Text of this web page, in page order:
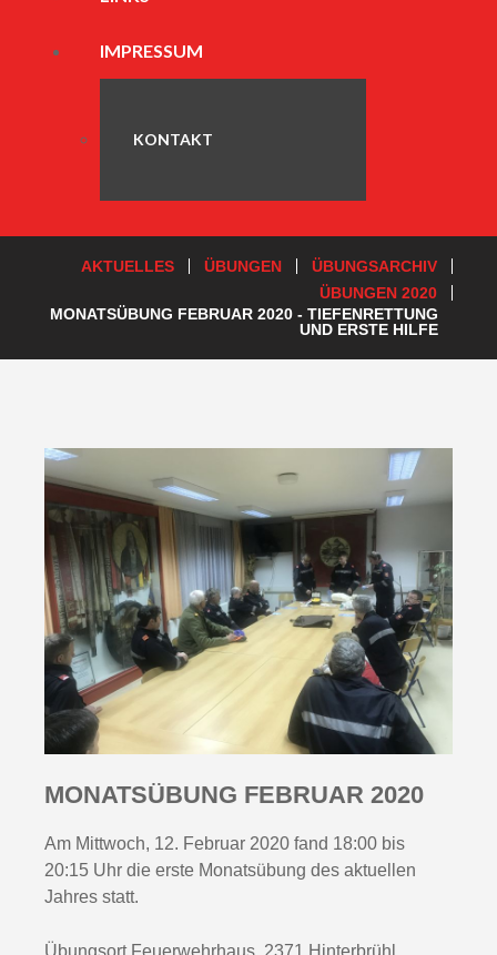
IMPRESSUM
KONTAKT
AKTUELLES ÜBUNGEN
ÜBUNGSARCHIV
ÜBUNGEN 2020
MONATSÜBUNG FEBRUAR 2020 - TIEFENRETTUNG
UND ERSTE HILFE
MONATSÜBUNG FEBRUAR 2020
Am Mittwoch, 12. Februar 2020 fand 18:00 bis
20:15 Uhr die erste Monatsübung des aktuellen
Jahres statt.